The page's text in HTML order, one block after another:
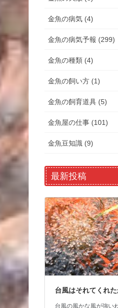
金魚の病気 (4)
金魚の病気予報 (299)
金魚の種類 (4)
金魚の飼い方 (1)
金魚の飼育道具 (5)
金魚屋の仕事 (101)
金魚豆知識 (9)
最新投稿
台風はそれてくれ
台風の風かな風が強い